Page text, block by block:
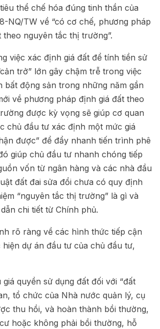
thể chế hóa đúng tinh thần của
NQ/TW về “có cơ chế, phương pháp
nguyên tắc thị trường”.
việc xác định giá đất để tính tiền sử
trở” lớn gây chậm trễ trong việc
bất động sản trong những năm gần
về phương pháp định giá đất theo
được kỳ vọng sẽ giúp cơ quan
chủ đầu tư xác định một mức giá
được” để đẩy nhanh tiến trình phê
giúp chủ đầu tư nhanh chóng tiếp
vốn từ ngân hàng và các nhà đầu
đất đai sửa đổi chưa có quy định
“nguyên tắc thị trường” là gì và
chi tiết từ Chính phủ.
rõ ràng về các hình thức tiếp cận
dự án đầu tư của chủ đầu tư,
sử dụng đất đối với “đất
tổ chức của Nhà nước quản lý, cụ
thu hồi, và hoàn thành bồi thường,
hoặc không phải bồi thường, hỗ